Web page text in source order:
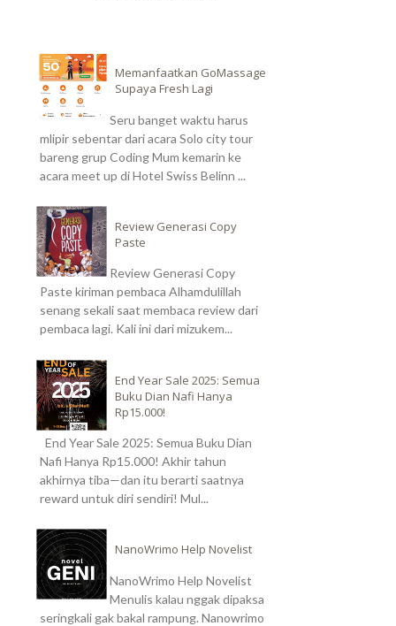
Memanfaatkan GoMassage
Supaya Fresh Lagi
Seru banget waktu harus
mlipir sebentar dari acara Solo city tour
bareng grup Coding Mum kemarin ke
acara meet up di Hotel Swiss Belinn ...
Review Generasi Copy
Paste
Review Generasi Copy
Paste kiriman pembaca Alhamdulillah
senang sekali saat membaca review dari
pembaca lagi. Kali ini dari mizukem...
End Year Sale 2025: Semua
Buku Dian Nafi Hanya
Rp15.000!
End Year Sale 2025: Semua Buku Dian
Nafi Hanya Rp15.000! Akhir tahun
akhirnya tiba—dan itu berarti saatnya
reward untuk diri sendiri! Mul...
NanoWrimo Help Novelist
NanoWrimo Help Novelist
Menulis kalau nggak dipaksa
seringkali gak bakal rampung. Nanowrimo